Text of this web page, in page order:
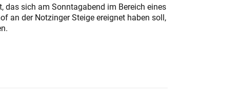
das sich am Sonntagabend im Bereich eines
an der Notzinger Steige ereignet haben soll,